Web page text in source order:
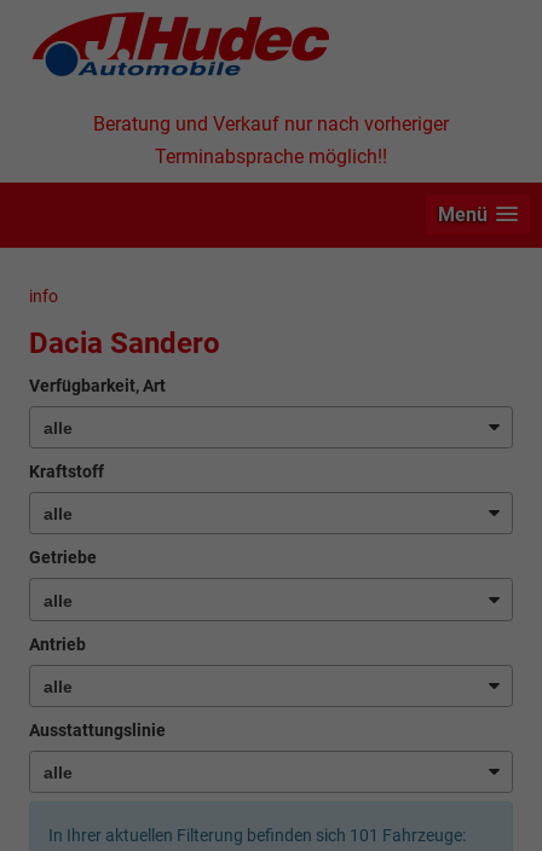
Beratung und Verkauf nur nach vorheriger
Terminabsprache möglich!!
Menü
info
Dacia Sandero
Verfügbarkeit, Art
Kraftstoff
Getriebe
Antrieb
Ausstattungslinie
In Ihrer aktuellen Filterung befinden sich 101 Fahrzeuge: